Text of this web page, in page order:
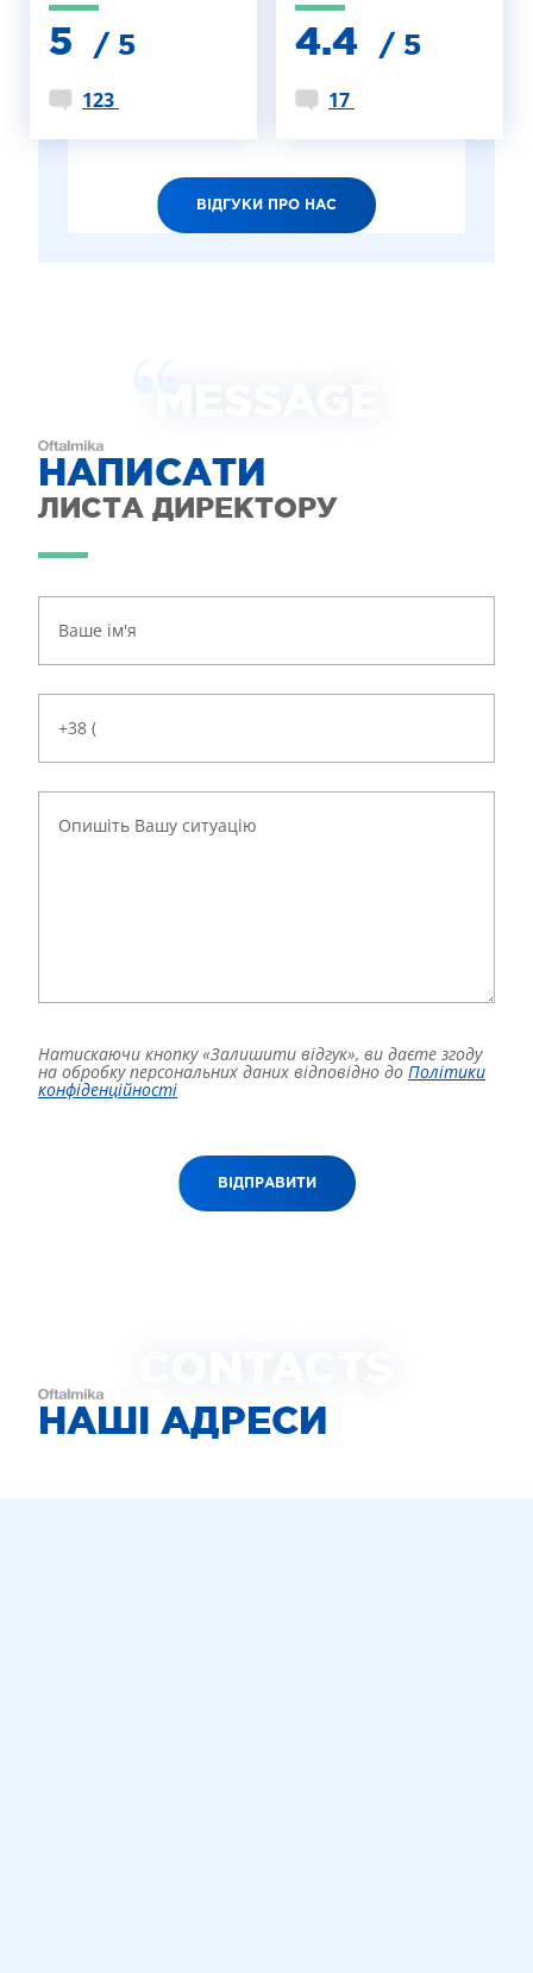
5 / 5
123
4.4 / 5
17
ВІДГУКИ ПРО НАС
НАПИСАТИ
ЛИСТА ДИРЕКТОРУ
Натискаючи кнопку «Залишити відгук», ви даєте згоду
на обробку персональних даних відповідно до Політики
конфіденційності
ВІДПРАВИТИ
НАШІ АДРЕСИ